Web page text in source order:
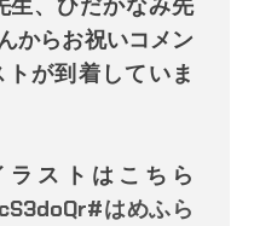
生、ひだかなみ先
からお祝いコメン
が到着していま
ラストはこちら
#はめふら